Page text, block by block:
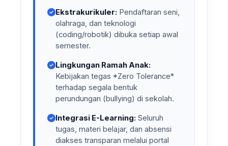
Ekstrakurikuler: Pendaftaran seni,
olahraga, dan teknologi
(coding/robotik) dibuka setiap awal
semester.
Lingkungan Ramah Anak:
Kebijakan tegas *Zero Tolerance*
terhadap segala bentuk
perundungan (bullying) di sekolah.
Integrasi E-Learning: Seluruh
tugas, materi belajar, dan absensi
diakses transparan melalui portal